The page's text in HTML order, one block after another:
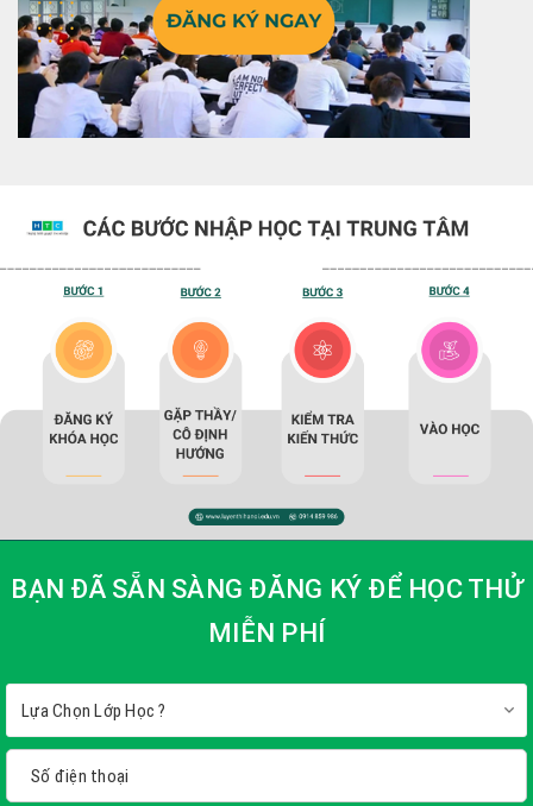
Khóa học luyện thi lớp 10 tại Luyện Thi Hà Nội được
xây dựng theo chương trình chuẩn của Bộ GD&ĐT,
bám sát cấu trúc...
Tìm hiểu thêm
BẠN ĐÃ SẴN SÀNG ĐĂNG KÝ ĐỂ HỌC THỬ
MIỄN PHÍ